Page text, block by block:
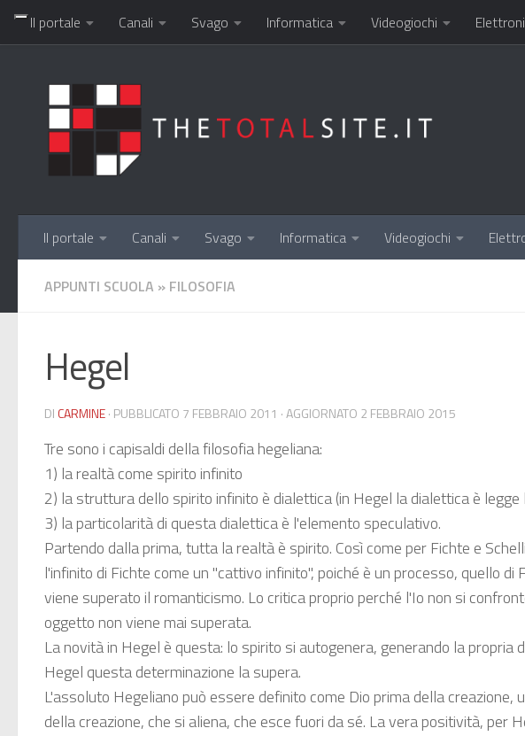
Salta al contenuto
Il portale Canali Svago Informatica Videogiochi
Il portale Canali Svago Informatica Videogiochi
APPUNTI SCUOLA » FILOSOFIA
Hegel
DI CARMINE· PUBBLICATO 7 FEBBRAIO 2011 · AGGIORNATO 2 FEBBRAIO 2015
Tre sono i capisaldi della filosofia hegeliana:
1) la realtà come spirito infinito
2) la struttura dello spirito infinito è dialettica (in Hegel la dialettica è
3) la particolarità di questa dialettica è l'elemento speculativo.
Partendo dalla prima, tutta la realtà è spirito. Così come per Fichte e
l'infinito di Fichte come un "cattivo infinito", poiché è un processo, quello
viene superato il romanticismo. Lo critica proprio perché l'Io non si
oggetto non viene mai superata.
La novità in Hegel è questa: lo spirito si autogenera, generando la propria
Hegel questa determinazione la supera.
L'assoluto Hegeliano può essere definito come Dio prima della creazione,
della creazione, che si aliena, che esce fuori da sé. La vera positività, per